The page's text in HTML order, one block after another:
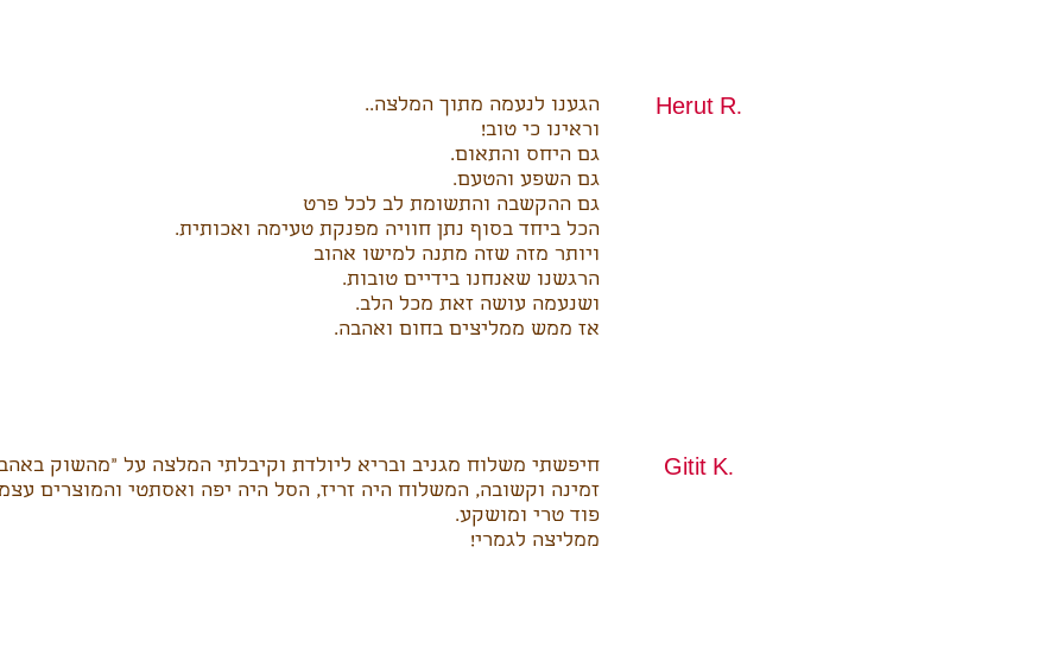
הגענו לנעמה מתוך המלצה..
וראינו כי טוב!
גם היחס והתאום.
גם השפע והטעם.
גם ההקשבה והתשומת לב לכל פרט
הכל ביחד בסוף נתן חוויה מפנקת טעימה ואכותית.
ויותר מזה שזה מתנה למישו אהוב
הרגשנו שאנחנו בידיים טובות.
ושנעמה עושה זאת מכל הלב.
אז ממש ממליצים בחום ואהבה.
Herut R.
חיפשתי משלוח מגניב ובריא ליולדת וקיבלתי המלצה על "מהשוק
זמינה וקשובה, המשלוח היה זריז, הסל היה יפה ואסתטי והמוצרים
פוד טרי ומושקע.
ממליצה לגמרי!
Gitit K.